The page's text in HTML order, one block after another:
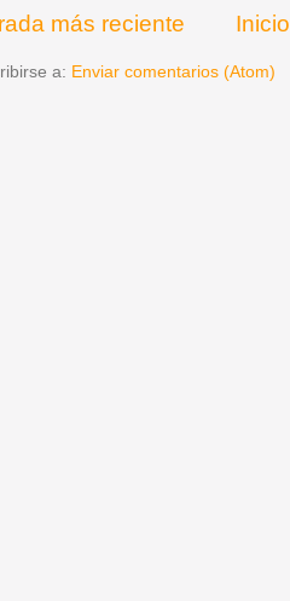
más reciente Inicio
a: Enviar comentarios (Atom)